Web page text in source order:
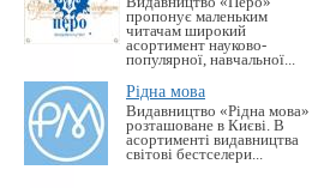
пропонує маленьким
читачам широкий
асортимент науково-
популярної, навчальної...
Рідна мова
Видавництво «Рідна мова»
розташоване в Києві. В
асортименті видавництва
світові бестселери...